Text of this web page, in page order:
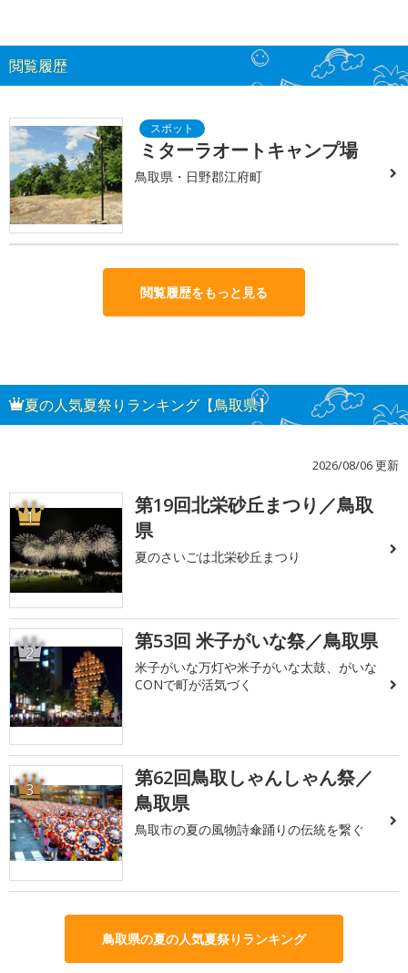
閲覧履歴
ミターラオートキャンプ場
鳥取県・日野郡江府町
閲覧履歴をもっと見る
夏の人気夏祭りランキング【鳥取県】
2026/08/06 更新
1
第19回北栄砂丘まつり／鳥取
県
夏のさいごは北栄砂丘まつり
2 第53回 米子がいな祭／鳥取県
米子がいな万灯や米子がいな太鼓、がいな
CONで町が活気づく
3
第62回鳥取しゃんしゃん祭／
鳥取県
鳥取市の夏の風物詩傘踊りの伝統を繋ぐ
鳥取県の夏の人気夏祭りランキング